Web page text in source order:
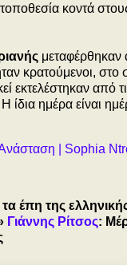
κοντά
μεταφέρθηκαν
κρατούμενοι, στο
εκτελέστηκαν από
ίδια ημέρα είναι
| Sophia
έπη της
Γιάννης Ρίτσος: